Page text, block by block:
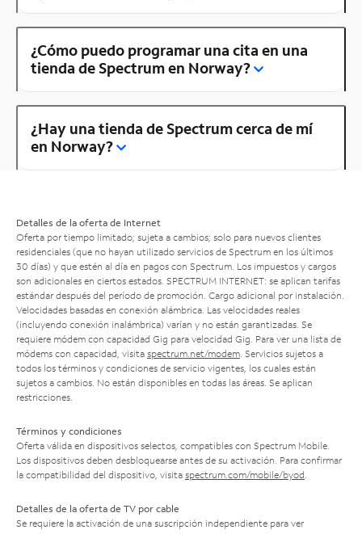
¿Cómo puedo programar una cita en una
tienda de Spectrum en Norway?
¿Hay una tienda de Spectrum cerca de mí
en Norway?
Detalles de la oferta de Internet
Oferta por tiempo limitado; sujeta a cambios; solo para nuevos clientes
residenciales (que no hayan utilizado servicios de Spectrum en los últimos
30 días) y que estén al día en pagos con Spectrum. Los impuestos y cargos
son adicionales en ciertos estados. SPECTRUM INTERNET: se aplican tarifas
estándar después del período de promoción. Cargo adicional por instalación.
Velocidades basadas en conexión alámbrica. Las velocidades reales
(incluyendo conexión inalámbrica) varían y no están garantizadas. Se
requiere módem con capacidad Gig para velocidad Gig. Para ver una lista de
módems con capacidad, visita spectrum.net/modem . Servicios sujetos a
todos los términos y condiciones de servicio vigentes, los cuales están
sujetos a cambios. No están disponibles en todas las áreas. Se aplican
restricciones.
Términos y condiciones
Oferta válida en dispositivos selectos, compatibles con Spectrum Mobile.
Los dispositivos deben desbloquearse antes de su activación. Para confirmar
la compatibilidad del dispositivo, visita spectrum.com/mobile/byod
Detalles de la oferta de TV por cable
Se requiere la activación de una suscripción independiente para ver